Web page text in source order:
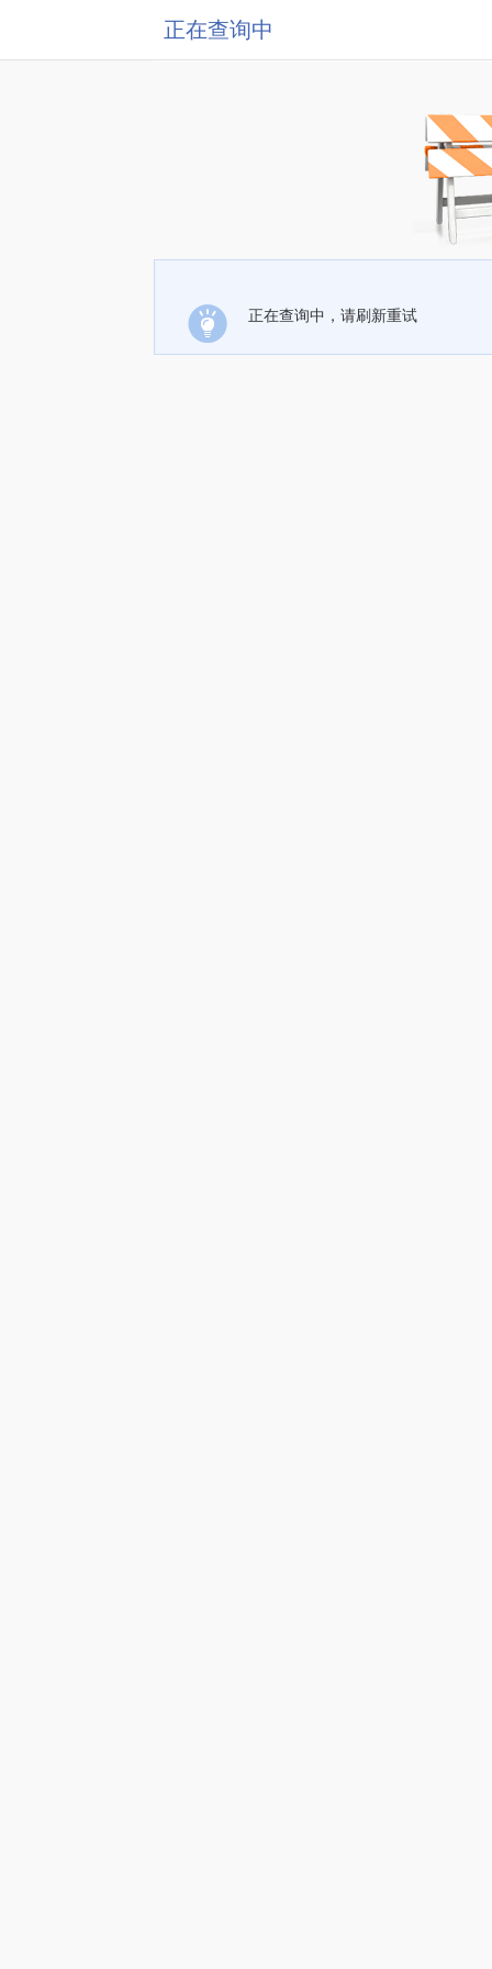
正在查询中
正在查询中，请刷新重试